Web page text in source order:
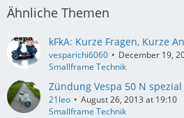
Ähnliche Themen
kFkA: Kurze Fragen, Kurze
vesparichi6060
December 19,
Smallframe Technik
Zündung Vespa 50 N spezial
21leo
August 26, 2013 at 19:10
Smallframe Technik